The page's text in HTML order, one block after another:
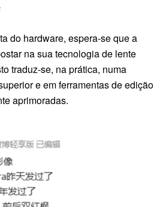
do hardware, espera-se que a
na sua tecnologia de lente
traduz-se, na prática, numa
e em ferramentas de edição
aprimoradas.